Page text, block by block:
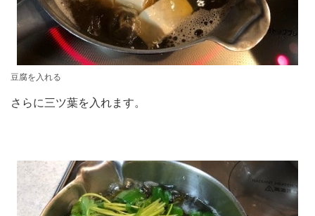
豆腐を入れる
さらに三ツ葉を入れます。